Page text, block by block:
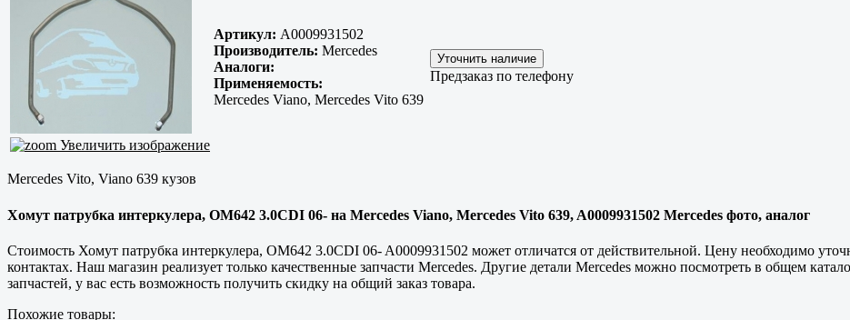
Увеличить изображение
Артикул: A0009931502
Производитель: Mercedes
Аналоги:
Применяемость:
Mercedes Viano, Mercedes Vito 639
Предзаказ по телефону
Mercedes Vito, Viano 639 кузов
Хомут патрубка интеркулера, OM642 3.0CDI 06- на Mercedes Viano, Mercedes Vito 639, A0009931502 Mercedes фото, аналог
Стоимость Хомут патрубка интеркулера, OM642 3.0CDI 06- A0009931502 может отличатся от действительной. Цену необходимо
контактах. Наш магазин реализует только качественные запчасти Mercedes. Другие детали Mercedes можно посмотреть в общем
запчастей, у вас есть возможность получить скидку на общий заказ товара.
Похожие товары: